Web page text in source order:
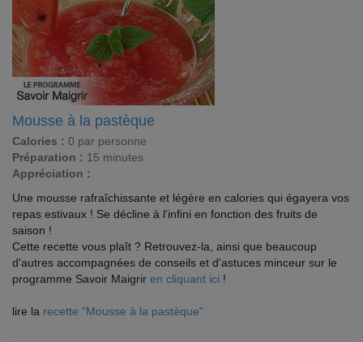
Mousse à la pastèque
Calories : 0 par personne
Préparation : 15 minutes
Appréciation :
Une mousse rafraîchissante et légère en calories qui égayera vos
repas estivaux ! Se décline à l'infini en fonction des fruits de
saison !
Cette recette vous plaît ? Retrouvez-la, ainsi que beaucoup
d'autres accompagnées de conseils et d'astuces minceur sur le
programme Savoir Maigrir en cliquant ici !
lire la recette "Mousse à la pastèque"